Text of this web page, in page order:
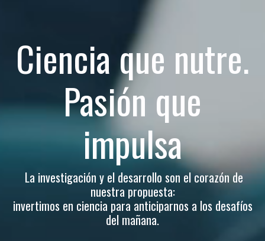
Ciencia que nutre.
Pasión que
impulsa
La investigación y el desarrollo son el corazón de
nuestra propuesta:
invertimos en ciencia para anticiparnos a los desafíos
del mañana.